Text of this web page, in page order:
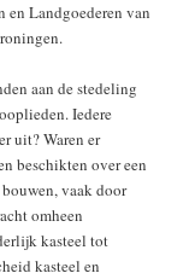
en Landgoederen van
aan de stedeling
Iedere
uit? Waren er
beschikten over een
vaak door
omheen
kasteel tot
kasteel en